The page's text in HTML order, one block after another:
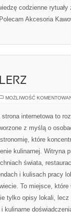
codzienne rytuały
Akcesoria
MOŻLIWOŚĆ
strona internetowa to
z myślą o
które
kulinarnej. Witryna
świata,
i kulisach pracy
To miejsce, które
tylko opisy lokali,
kulinarne